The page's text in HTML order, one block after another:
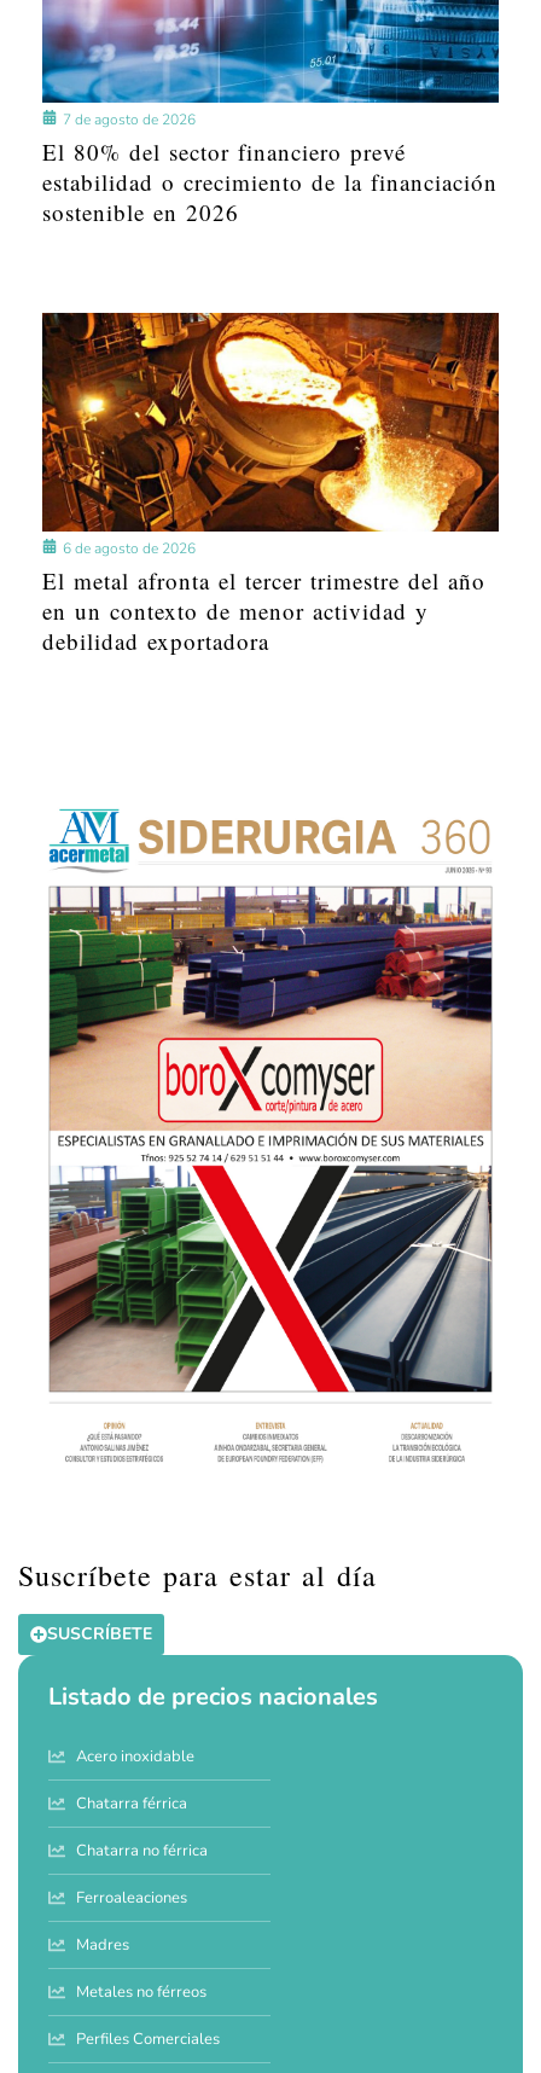
7 de agosto de 2026
El 80% del sector financiero prevé
estabilidad o crecimiento de la financiación
sostenible en 2026
6 de agosto de 2026
El metal afronta el tercer trimestre del año
en un contexto de menor actividad y
debilidad exportadora
Suscríbete para estar al día
SUSCRÍBETE
Listado de precios nacionales
Acero inoxidable
Chatarra férrica
Chatarra no férrica
Ferroaleaciones
Madres
Metales no férreos
Perfiles Comerciales